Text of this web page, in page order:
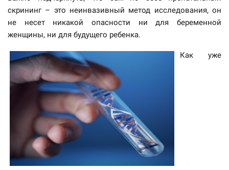
скрининг – это неинвазивный метод исследования, он
не несет никакой опасности ни для беременной
женщины, ни для будущего ребенка.
Как уже